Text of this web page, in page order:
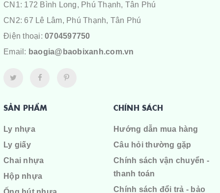
CN1: 172 Bình Long, Phú Thạnh, Tân Phú
CN2: 67 Lê Lâm, Phú Thạnh, Tân Phú
Điện thoại: 0704597750
Email: baogia@baobixanh.com.vn
SẢN PHẨM
Ly nhựa
Ly giấy
Chai nhựa
Hộp nhựa
CHÍNH SÁCH
Hướng dẫn mua hàng
Câu hỏi thường gặp
Chính sách vận chuyển -
thanh toán
Chính sách đổi trả - bảo